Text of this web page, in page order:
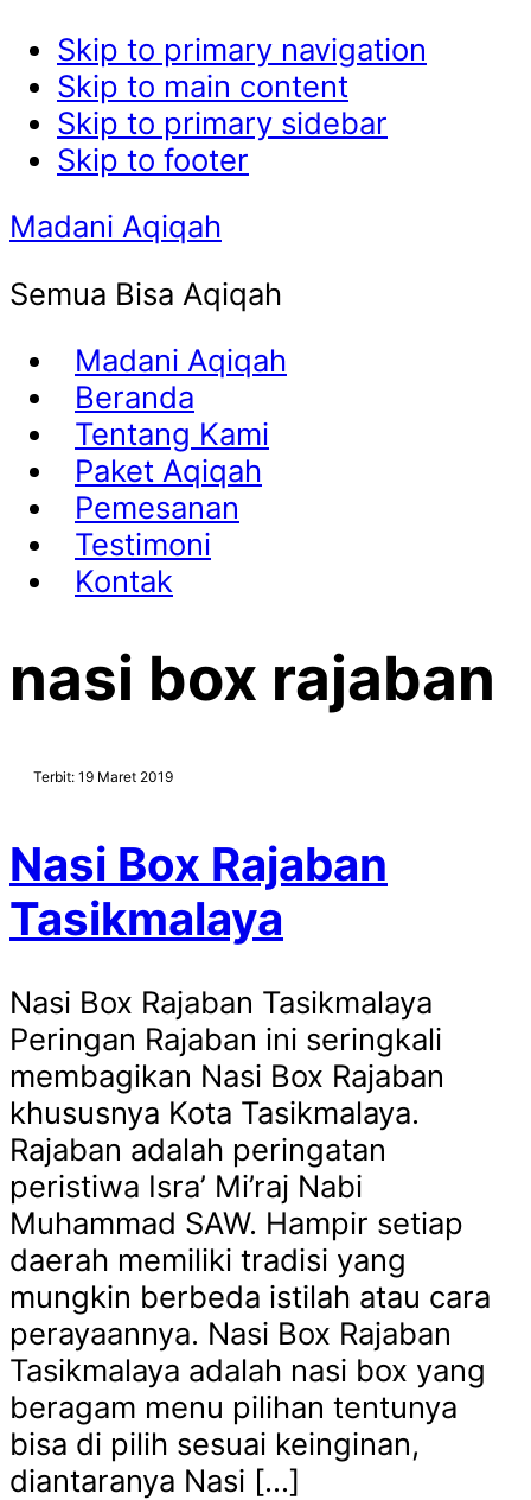
Skip to primary navigation
Skip to main content
Skip to primary sidebar
Skip to footer
Madani Aqiqah
Semua Bisa Aqiqah
Madani Aqiqah
Beranda
Tentang Kami
Paket Aqiqah
Pemesanan
Testimoni
Kontak
nasi box rajaban
Terbit: 19 Maret 2019
Nasi Box Rajaban
Tasikmalaya
Nasi Box Rajaban Tasikmalaya
Peringan Rajaban ini seringkali
membagikan Nasi Box Rajaban
khususnya Kota Tasikmalaya.
Rajaban adalah peringatan
peristiwa Isra’ Mi’raj Nabi
Muhammad SAW. Hampir setiap
daerah memiliki tradisi yang
mungkin berbeda istilah atau cara
perayaannya. Nasi Box Rajaban
Tasikmalaya adalah nasi box yang
beragam menu pilihan tentunya
bisa di pilih sesuai keinginan,
diantaranya Nasi […]